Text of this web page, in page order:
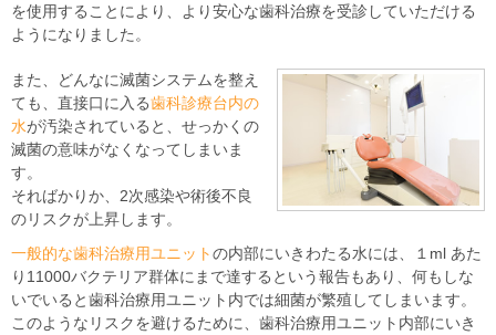
を使用することにより、より安心な歯科治療を受診していただける
ようになりました。
また、どんなに滅菌システムを整え
ても、直接口に入る歯科診療台内の
水が汚染されていると、せっかくの
滅菌の意味がなくなってしまいま
す。
そればかりか、2次感染や術後不良
のリスクが上昇します。
一般的な歯科治療用ユニットの内部にいきわたる水には、１ml あた
り11000バクテリア群体にまで達するという報告もあり、何もしな
いでいると歯科治療用ユニット内では細菌が繁殖してしまいます。
このようなリスクを避けるために、歯科治療用ユニット内部にいき